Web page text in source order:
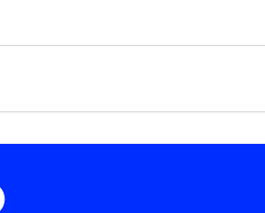
40 Neo
Fusión
Ed. Esp. Motorola Moto G20
Power Motorola Moto G31